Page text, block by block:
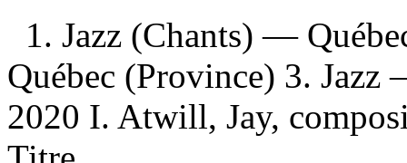
1. Jazz (Chants) —
Québec (Province) 3.
2020 I. Atwill, Jay,